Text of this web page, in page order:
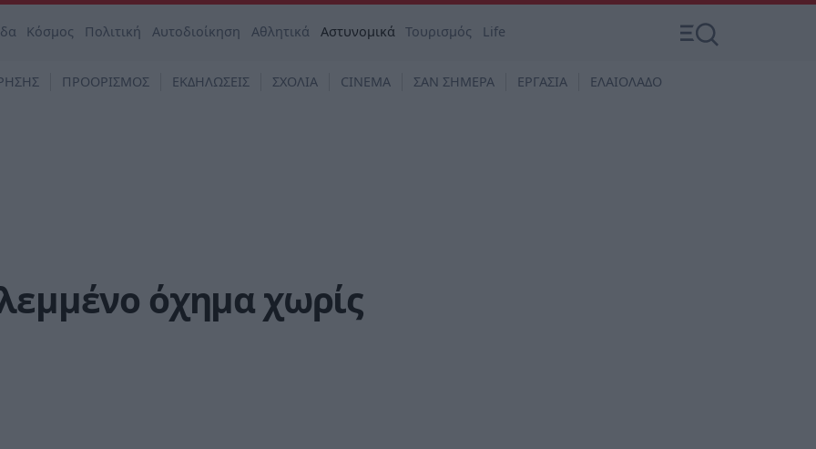
Κόσμος Πολιτική Αυτοδιοίκηση Αθλητικά Αστυνομικά Τουρισμός Life
ΠΡΟΟΡΙΣΜΟΣ ΕΚΔΗΛΩΣΕΙΣ ΣΧΟΛΙΑ CINEMA ΣΑΝ ΣΗΜΕΡΑ ΕΡΓΑΣΙΑ ΕΛΑΙΟΛΑΔΟ
όχημα χωρίς